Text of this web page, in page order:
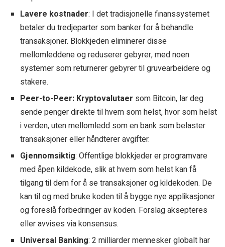
Lavere kostnader: I det tradisjonelle finanssystemet
betaler du tredjeparter som banker for å behandle
transaksjoner. Blokkjeden eliminerer disse
mellomleddene og reduserer gebyrer, med noen
systemer som returnerer gebyrer til gruvearbeidere og
stakere.
Peer-to-Peer: Kryptovalutaer som Bitcoin, lar deg
sende penger direkte til hvem som helst, hvor som helst
i verden, uten mellomledd som en bank som belaster
transaksjoner eller håndterer avgifter.
Gjennomsiktig: Offentlige blokkjeder er programvare
med åpen kildekode, slik at hvem som helst kan få
tilgang til dem for å se transaksjoner og kildekoden. De
kan til og med bruke koden til å bygge nye applikasjoner
og foreslå forbedringer av koden. Forslag aksepteres
eller avvises via konsensus.
Universal Banking: 2 milliarder mennesker globalt har